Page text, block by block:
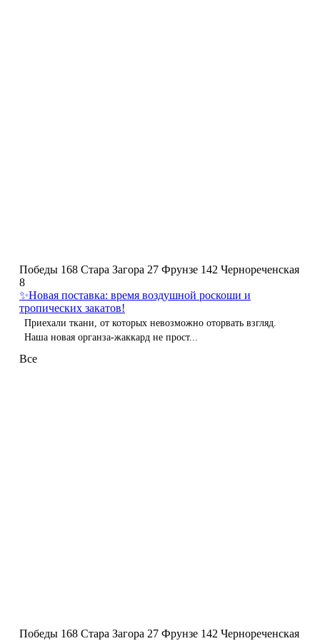
Победы 168 Стара Загора 27 Фрунзе 142 Чернореченская
8
✨Новая поставка: время воздушной роскоши и
тропических закатов!
Приехали ткани, от которых невозможно оторвать взгляд.
Наша новая органза-жаккард не прост...
Все
Победы 168 Стара Загора 27 Фрунзе 142 Чернореченская